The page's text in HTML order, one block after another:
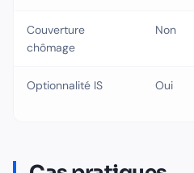
Couverture
chômage
Non
Optionnalité IS Oui